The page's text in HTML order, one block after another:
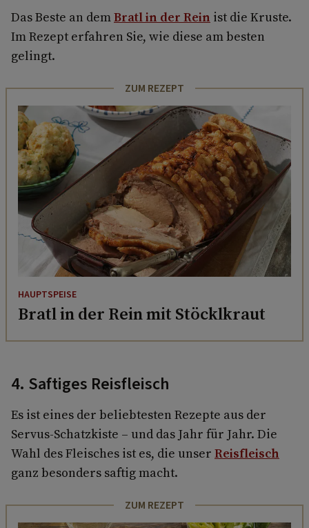
Das Beste an demBratl in der Rein ist die Kruste.
Im Rezept erfahren Sie, wie diese am besten
gelingt.
ZUM REZEPT
HAUPTSPEISE
Bratl in der Rein mit Stöcklkraut
4. Saftiges Reisfleisch
Es ist eines der beliebtesten Rezepte aus der
Servus-Schatzkiste – und das Jahr für Jahr. Die
Wahl des Fleisches ist es, die unser Reisfleisch
ganz besonders saftig macht.
ZUM REZEPT